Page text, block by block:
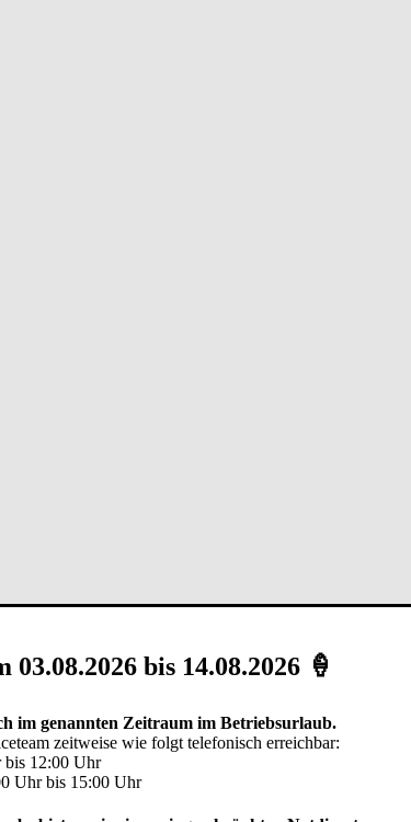
Tor-Systeme entscheidet, investiert in ein
Für das Schwingtor spricht die stabile
bis 14.08.2026 🍦
im genannten Zeitraum im Betriebsurlaub.
zeitweise wie folgt telefonisch erreichbar:
bis 12:00 Uhr
Uhr bis 15:00 Uhr